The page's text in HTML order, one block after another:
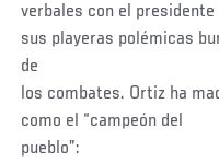
verbales con el
sus playeras polémicas
de
los combates. Ortiz ha
como el “campeón del
pueblo”: